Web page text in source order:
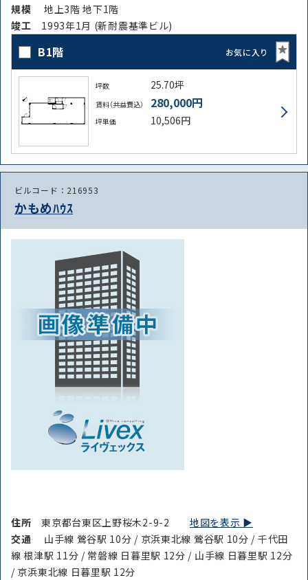
規模
地上3階 地下1階
竣⼯ 1993年1月 (新耐震基準ビル)
B1階 お気に入り
坪数 25.70坪
賃料（共益費込） 280,000円
坪単価 10,506円
ビルコード：216953
かもめﾊｳｽ
住所東京都台東区上野桜木2-9-2地図を表示 ▶︎
交通
山手線 鶯谷駅 10分 / 京浜東北線 鶯谷駅 10分 / 千代田
線 根津駅 11分 / 常磐線 日暮里駅 12分 / 山手線 日暮里駅 12分
/ 京浜東北線 日暮里駅 12分